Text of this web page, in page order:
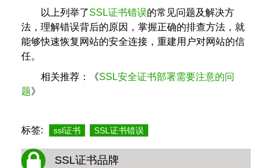
以上列举了SSL证书错误的常见问题及解决方
法，理解错误背后的原因，掌握正确的排查方法，就
能够快速恢复网站的安全连接，重建用户对网站的信
任。
相关推荐：《SSL安全证书部署需要注意的问
题》
标签: ssl证书 SSL证书错误
SSL证书品牌